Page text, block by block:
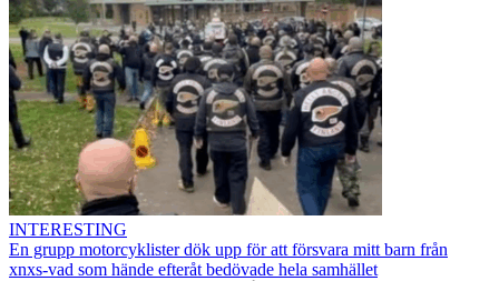
INTERESTING
En grupp motorcyklister dök upp för att försvara mitt barn från
xnxs-vad som hände efteråt bedövade hela samhället